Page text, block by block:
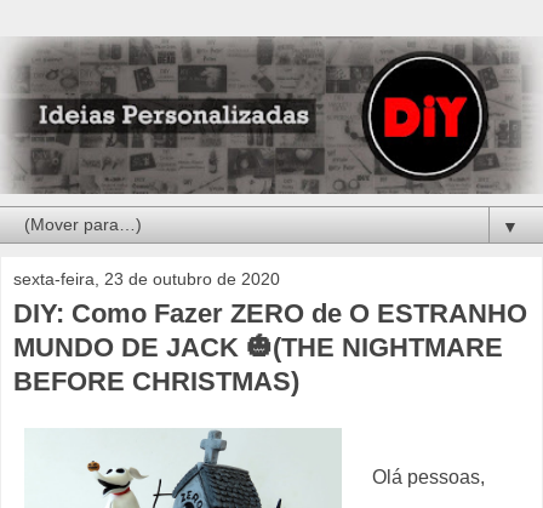
▼
sexta-feira, 23 de outubro de 2020
DIY: Como Fazer ZERO de O ESTRANHO
MUNDO DE JACK 🎃(THE NIGHTMARE
BEFORE CHRISTMAS)
Olá pessoas,